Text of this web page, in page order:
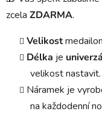
zcela ZDARMA.
Velikost
Délka je
velikost nastavit.
Náramek je
na každodenní